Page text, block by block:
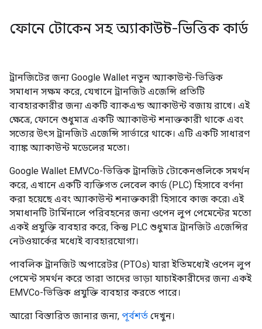
ফোনে টোকেন সহ অ্যাকাউন্ট-ভিত্তিক কার্ড
ট্রানজিটের জন্য Google Wallet নতুন অ্যাকাউন্ট-ভিত্তিক
সমাধান সক্ষম করে, যেখানে ট্রানজিট এজেন্সি প্রতিটি
ব্যবহারকারীর জন্য একটি ব্যাকএন্ড অ্যাকাউন্ট বজায় রাখে। এই
ক্ষেত্রে, ফোনে শুধুমাত্র একটি অ্যাকাউন্ট শনাক্তকারী থাকে এবং
সত্যের উৎস ট্রানজিট এজেন্সি সার্ভারে থাকে। এটি একটি সাধারণ
ব্যাঙ্ক অ্যাকাউন্ট মডেলের মতো।
Google Wallet EMVCo-ভিত্তিক ট্রানজিট টোকেনগুলিকে সমর্থন
করে, এখানে একটি ব্যক্তিগত লেবেল কার্ড (PLC) হিসাবে বর্ণনা
করা হয়েছে এবং অ্যাকাউন্ট শনাক্তকারী হিসাবে কাজ করে৷ এই
সমাধানটি টার্মিনালে পরিবহনের জন্য ওপেন লুপ পেমেন্টের মতো
একই প্রযুক্তি ব্যবহার করে, কিন্তু PLC শুধুমাত্র ট্রানজিট এজেন্সির
নেটওয়ার্কের মধ্যেই ব্যবহারযোগ্য।
পাবলিক ট্রানজিট অপারেটর (PTOs) যারা ইতিমধ্যেই ওপেন লুপ
পেমেন্ট সমর্থন করে তারা তাদের ভাড়া যাচাইকারীদের জন্য একই
EMVCo-ভিত্তিক প্রযুক্তি ব্যবহার করতে পারে।
আরো বিস্তারিত জানার জন্য, পূর্বশর্ত দেখুন।